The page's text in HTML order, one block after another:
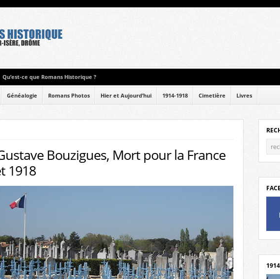
Qu’est-ce que Romans Historique ?
Généalogie Romans Photos Hier et Aujourd’hui 1914-1918 Cimetière Livres
Bouzigues, Mort pour la France
1918